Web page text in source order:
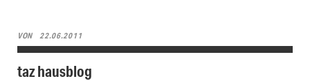
VON 22.06.2011
taz hausblog